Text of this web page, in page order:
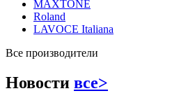
MAXTONE
Roland
LAVOCE Italiana
Все производители
Новости все>